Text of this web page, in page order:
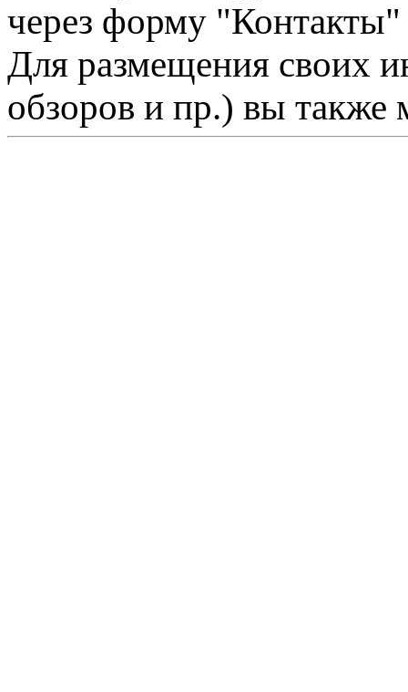
через форму "Контакты"
Для размещения своих
обзоров и пр.) вы также